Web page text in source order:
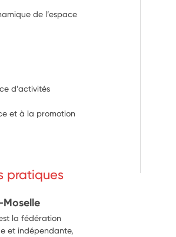
de l’espace
d’activités
et à la promotion
pratiques
la fédération
et indépendante,